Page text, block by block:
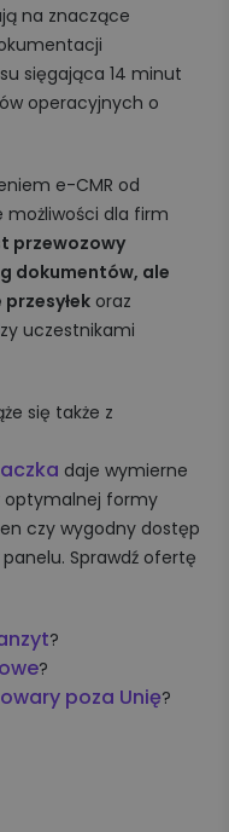
na znaczące
sięgająca 14 minut
operacyjnych o
e-CMR od
możliwości dla firm
przewozowy
dokumentów, ale
oraz
uczestnikami
się także z
daje wymierne
optymalnej formy
czy wygodny dostęp
Sprawdź ofertę
?
?
poza Unię?